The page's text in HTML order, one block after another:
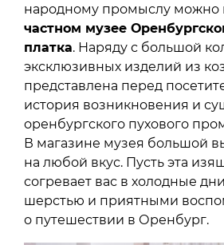
народному промыслу можно
частном музее
платка. Наряду с большой
эксклюзивных изделий из
представлена перед
история возникновения и
оренбургского пухового
В магазине музея большой
на любой вкус. Пусть эта
согревает вас в холодные
шерстью и приятными
о путешествии в Оренбург.